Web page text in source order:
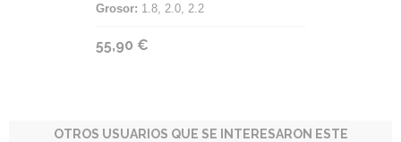
Grosor: 1.8, 2.0, 2.2
55,90 €
OTROS USUARIOS QUE SE INTERESARON ESTE